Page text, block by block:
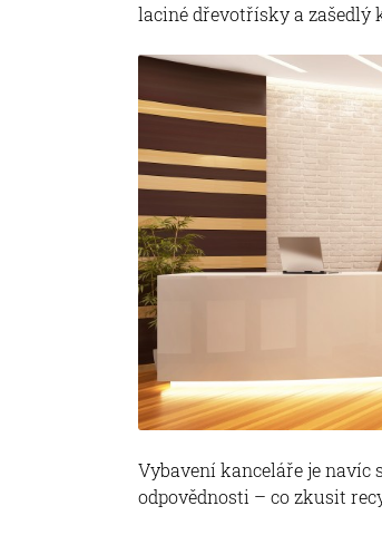
laciné dřevotřísky a zašedlý
Vybavení kanceláře je
odpovědnosti – co zkusit